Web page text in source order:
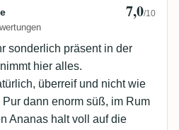
7,0/10
sonderlich präsent in der
hier alles.
überreif und nicht wie
dann enorm süß, im Rum
Ananas halt voll auf die